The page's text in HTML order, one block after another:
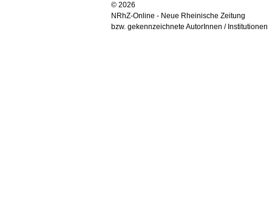
© 2026
NRhZ-Online - Neue Rheinische Zeitung
bzw. gekennzeichnete AutorInnen / Institutionen